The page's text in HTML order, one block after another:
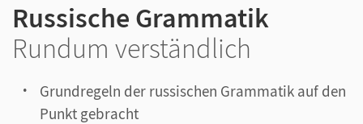
Russische Grammatik
Rundum verständlich
Grundregeln der russischen Grammatik auf den
Punkt gebracht